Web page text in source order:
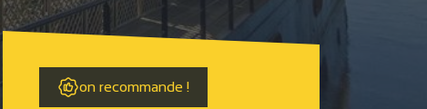
on recommande !